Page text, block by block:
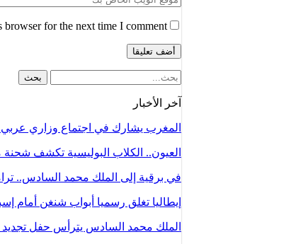
for the next time I comment.
آخر الأخبار
المغرب يشارك في اجتماع وزاري
العيون.. الكلاب البوليسية تكشف
في برقية إلى الملك محمد السادس..
إيطاليا تغلق رسميا أبواب شنغن أمام
الملك محمد السادس يترأس حفل تجديد